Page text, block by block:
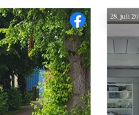
28. juli